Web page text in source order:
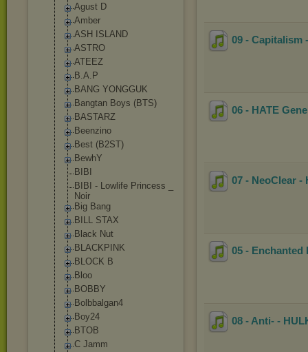
Agust D
Amber
ASH ISLAND
ASTRO
ATEEZ
B.A.P
BANG YONGGUK
Bangtan Boys (BTS)
BASTARZ
Beenzino
Best (B2ST)
BewhY
BIBI
BIBI - Lowlife Princess _
Noir
Big Bang
BILL STAX
Black Nut
BLACKPINK
BLOCK B
Bloo
BOBBY
Bolbbalgan4
Boy24
BTOB
C Jamm
09 - Capitalism
06 - HATE
07 - NeoClear -
05 - Enchanted
08 - Anti- -